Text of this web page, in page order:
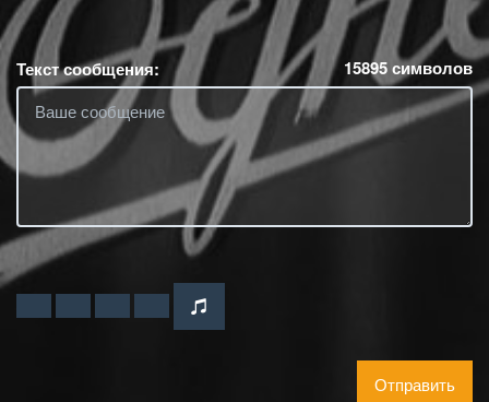
Текст сообщения: 15895символов
Отправить